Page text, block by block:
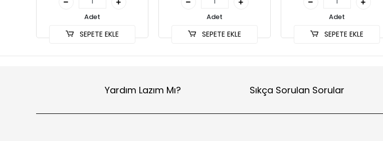
Adet
SEPETE EKLE
Adet
SEPETE EKLE
Adet
SEPETE EKLE
Yardım Lazım Mı? Sıkça Sorulan Sorular